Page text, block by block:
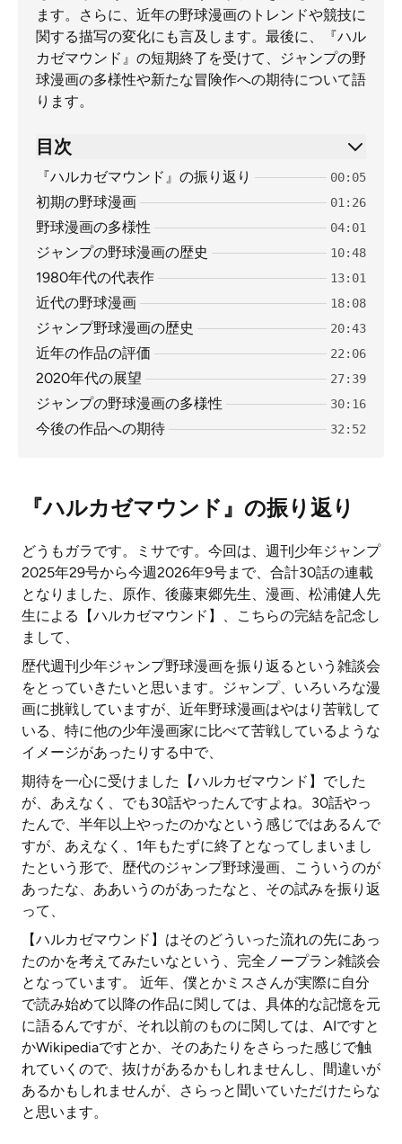
ます。さらに、近年の野球漫画のトレンドや競技に
関する描写の変化にも言及します。最後に、『ハル
カゼマウンド』の短期終了を受けて、ジャンプの野
球漫画の多様性や新たな冒険作への期待について語
ります。
目次
『ハルカゼマウンド』の振り返り 00:05
初期の野球漫画 01:26
野球漫画の多様性 04:01
ジャンプの野球漫画の歴史 10:48
1980年代の代表作 13:01
近代の野球漫画 18:08
ジャンプ野球漫画の歴史 20:43
近年の作品の評価 22:06
2020年代の展望 27:39
ジャンプの野球漫画の多様性 30:16
今後の作品への期待 32:52
『ハルカゼマウンド』の振り返り
どうもガラです。ミサです。今回は、週刊少年ジャンプ
2025年29号から今週2026年9号まで、合計30話の連載
となりました、原作、後藤東郷先生、漫画、松浦健人先
生による【ハルカゼマウンド】、こちらの完結を記念し
まして、
歴代週刊少年ジャンプ野球漫画を振り返るという雑談会
をとっていきたいと思います。ジャンプ、いろいろな漫
画に挑戦していますが、近年野球漫画はやはり苦戦して
いる、特に他の少年漫画家に比べて苦戦しているような
イメージがあったりする中で、
期待を一心に受けました【ハルカゼマウンド】でした
が、あえなく、でも30話やったんですよね。30話やっ
たんで、半年以上やったのかなという感じではあるんで
すが、あえなく、1年もたずに終了となってしまいまし
たという形で、歴代のジャンプ野球漫画、こういうのが
あったな、ああいうのがあったなと、その試みを振り返
って、
【ハルカゼマウンド】はそのどういった流れの先にあっ
たのかを考えてみたいなという、完全ノープラン雑談会
となっています。 近年、僕とかミスさんが実際に自分
で読み始めて以降の作品に関しては、具体的な記憶を元
に語るんですが、それ以前のものに関しては、AIですと
かWikipediaですとか、そのあたりをさらった感じで触
れていくので、抜けがあるかもしれませんし、間違いが
あるかもしれませんが、さらっと聞いていただけたらな
と思います。